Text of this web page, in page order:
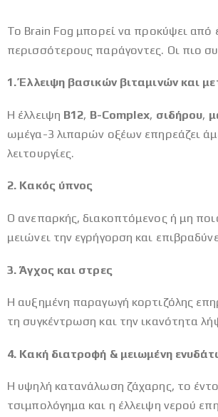
Το Brain Fog μπορεί να προκύψει από
περισσότερους παράγοντες. Οι πιο
1. Έλλειψη βασικών βιταμινών και
Η έλλειψη Β12, Β-Complex, σιδήρου,
ωμέγα-3 λιπαρών οξέων επηρεάζει
λειτουργίες.
2. Κακός ύπνος
Ο ανεπαρκής, διακοπτόμενος ή μη
μειώνει την εγρήγορση και
3. Άγχος και στρες
Η αυξημένη παραγωγή κορτιζόλης
τη συγκέντρωση και την ικανότητα
4. Κακή διατροφή & μειωμένη
Η υψηλή κατανάλωση ζάχαρης, το
τσιμπολόγημα και η έλλειψη νερού